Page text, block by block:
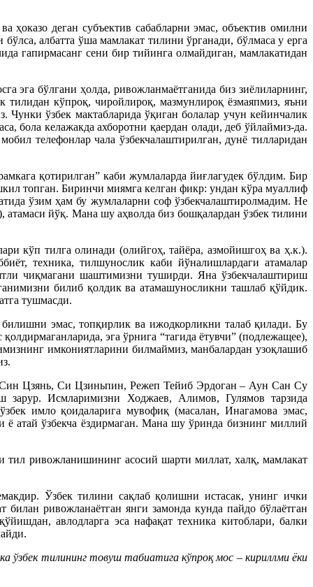
деган субъектив сабабларни эмас, объектив омилни
албатта ўша мамлакат тилини ўрганади, бўлмаса у ерга
гапирмасанг сени бир тийинга олмайдиган, мамлакатидан
эга бўлгани ҳолда, ривожланмаётганида биз зиёлиларнинг,
тилидан кўпроқ, чиройлироқ, мазмунлироқ ёзмаяпмиз, яъни
Чунки ўзбек мактабларида ўқиган болалар учун кейинчалик
бола келажакда ахборотни қаердан олади, деб ўйлаймиз-да.
телефонлар чала ўзбекчалаштирилган, дунё тилларидан
қотирилган” каби жумлаларда йиғлагудек бўлдим. Бир
топган. Биринчи миямга келган фикр: ундан кўра муаллиф
ўзим ҳам бу жумлаларни соф ўзбекчалаштиролмадим. Не
атамаси йўқ. Мана шу аҳволда биз бошқалардан ўзбек тилини
кўп тилга олинади (олийгоҳ, тайёра, азмойишгоҳ ва ҳ.к.).
техника, тилшунослик каби йўналишлардаги атамалар
чиқмагани шаштимизни туширди. Яна ўзбекчалаштириш
билиб қолдик ва атамашуносликни ташлаб қўйдик.
тушмасди.
эмас, топқирлик ва ижодкорликни талаб қилади. Бу
эга ўрнига “тагида ётувчи” (подлежащее),
имкониятларини билмаймиз, манбалардан узоқлашиб
Цзянь, Си Цзиньпин, Режеп Тейиб Эрдоган – Аун Сан Су
Исмларимизни Ходжаев, Алимов, Гулямов тарзида
имло қоидаларига мувофиқ (масалан, Инагамова эмас,
ё атай ўзбекча ёздирмаган. Мана шу ўринда бизнинг миллий
ривожланишининг асосий шарти миллат, халқ, мамлакат
Ўзбек тилини сақлаб қолишни истасак, унинг ички
ривожланаётган янги замонда кунда пайдо бўлаётган
авлодларга эса нафақат техника китоблари, балки
ўзбек тилининг товуш табиатига кўпроқ мос – кириллми ёки